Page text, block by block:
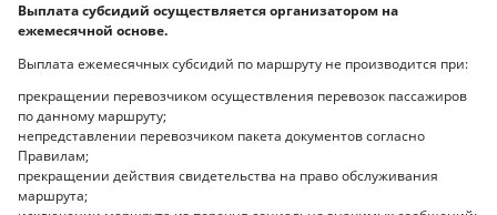
Выплата субсидий осуществляется организатором на
ежемесячной основе.
Выплата ежемесячных субсидий по маршруту не производится при:
прекращении перевозчиком осуществления перевозок пассажиров
по данному маршруту;
непредставлении перевозчиком пакета документов согласно
Правилам;
прекращении действия свидетельства на право обслуживания
маршрута;